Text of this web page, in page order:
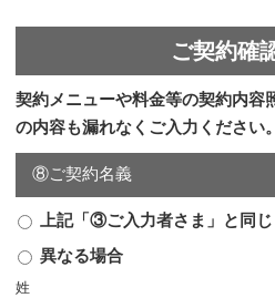
ご契約確
契約メニューや料金等の契約内
の内容も漏れなくご入力ください。
⑧ご契約名義
上記「③ご入力者さま」と同じ
異なる場合
姓